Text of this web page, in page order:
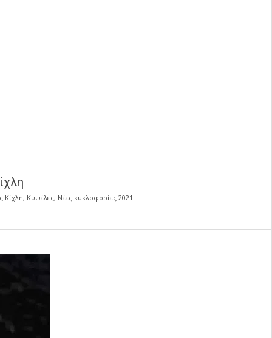
Κίχλη, Κυψέλες, Νέες κυκλοφορίες 2021